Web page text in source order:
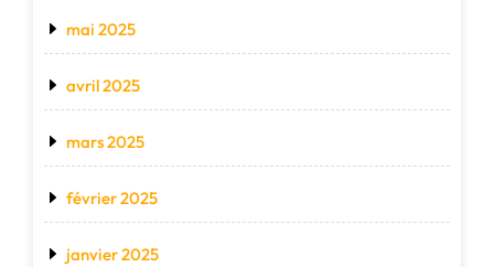
mai 2025
avril 2025
mars 2025
février 2025
janvier 2025